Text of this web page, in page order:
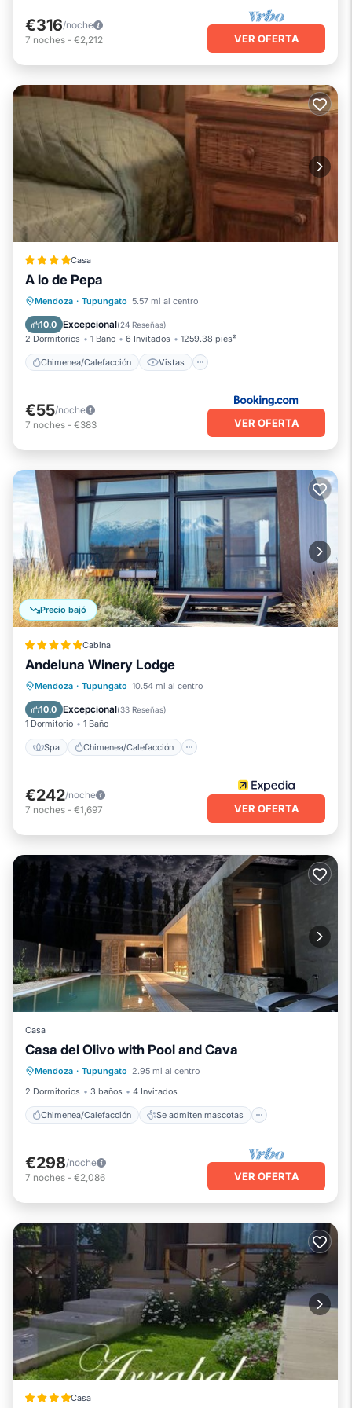
€316/noche
7 noches - €2,212 VER OFERTA
Casa
A lo de Pepa
Mendoza · Tupungato 5.57 mi al centro
10.0 Excepcional(24 Reseñas)
2 Dormitorios 1 Baño 6 Invitados 1259.38 pies²
Chimenea/Calefacción Vistas
Chimenea/Calefacción
Aparcamiento
€55/noche
7 noches - €383 VER OFERTA
Precio bajó
Cabina
Andeluna Winery Lodge
Mendoza · Tupungato 10.54 mi al centro
10.0 Excepcional(33 Reseñas)
1 Dormitorio 1 Baño
Spa Chimenea/Calefacción
Spa
Chimenea/Calefacción
Balcón/Terraza
€242/noche
7 noches - €1,697 VER OFERTA
Casa
Casa del Olivo with Pool and Cava
Mendoza · Tupungato 2.95 mi al centro
2 Dormitorios
3 baños 4 Invitados
Chimenea/Calefacción Se admiten mascotas
Se admiten mascotas
Cocina
Aparcamiento
€298/noche
7 noches - €2,086 VER OFERTA
Casa